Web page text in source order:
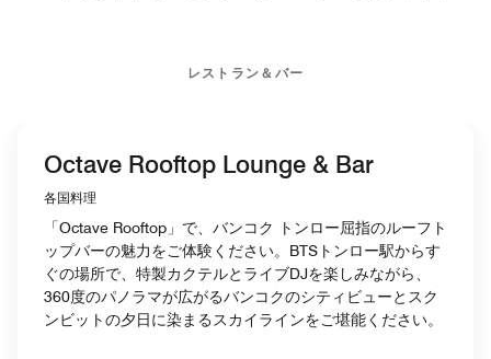
レストラン＆バー
Octave Rooftop Lounge & Bar
各国料理
「Octave Rooftop」で、バンコク トンロー屈指のルーフト
ップバーの魅力をご体験ください。BTSトンロー駅からす
ぐの場所で、特製カクテルとライブDJを楽しみながら、
360度のパノラマが広がるバンコクのシティビューとスク
ンビットの夕日に染まるスカイラインをご堪能ください。